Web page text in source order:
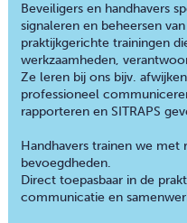
Beveiligers en handhavers
signaleren en beheersen
praktijkgerichte trainingen
werkzaamheden,
Ze leren bij ons bijv.
professioneel
rapporteren en SITRAPS
Handhavers trainen we met
bevoegdheden.
Direct toepasbaar in de
communicatie en